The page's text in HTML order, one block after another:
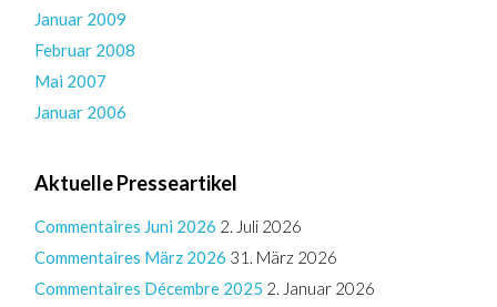
Januar 2009
Februar 2008
Mai 2007
Januar 2006
Aktuelle Presseartikel
Commentaires Juni 2026 2. Juli 2026
Commentaires März 2026 31. März 2026
Commentaires Décembre 2025 2. Januar 2026